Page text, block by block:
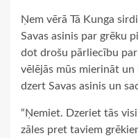
Ņem vērā Tā Kunga
Savas asinis par grēku
dot drošu pārliecību
vēlējās mūs mierināt
dzert Savas asinis un
“Ņemiet. Dzeriet tās
zāles pret taviem